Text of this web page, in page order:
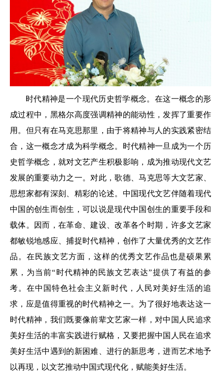
时代精神是一个现代历史哲学概念。在这一概念的形
成过程中，黑格尔高度强调精神的能动性，发挥了重要作
用。但只有在马克思那里，由于将精神与人的实践紧密结
合，这一概念才成为科学概念。时代精神一旦成为一个历
史哲学概念，就对文艺产生积极影响，成为推动现代文艺
发展的重要动力之一。对此，歌德、马克思等大文艺家、
思想家都有深刻、精彩的论述。中国现代文艺伴随着现代
中国的创生而创生，可以说是现代中国创生的重要手段和
载体。因而，在革命、建设、改革各个时期，许多文艺家
都敏锐地感应、捕捉时代精神，创作了大量优秀的文艺作
品。在民族文艺方面，这样的优秀文艺作品也是硕果累
累，为当前“时代精神的民族文艺表达”提供了有益的参
考。在中国特色社会主义新时代，人民对美好生活的追
求，应是值得重视的时代精神之一。为了很好地表达这一
时代精神，我们既要像前辈文艺家一样，对中国人民追求
美好生活的丰富实践进行赋格，又要把握中国人民在追求
美好生活中遇到的新困难、进行的新思考，进而艺术地予
以再现，以文艺推动中国式现代化，赋能美好生活。